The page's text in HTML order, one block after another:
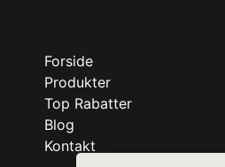
Forside
Produkter
Top Rabatter
Blog
Kontakt